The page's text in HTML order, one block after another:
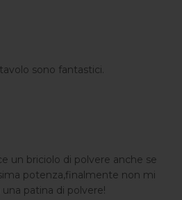
sono fantastici.
un briciolo di polvere anche se
potenza,finalmente non mi
patina di polvere!